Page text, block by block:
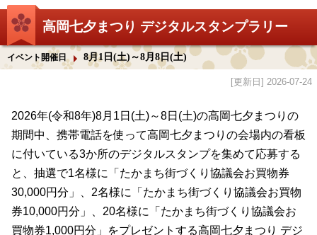
高岡七夕まつり デジタルスタンプラリー
イベント開催日 8月1日(土)～8月8日(土)
[更新日] 2026-07-24
2026年(令和8年)8月1日(土)～8日(土)の高岡七夕まつりの
期間中、携帯電話を使って高岡七夕まつりの会場内の看板
に付いている3か所のデジタルスタンプを集めて応募する
と、抽選で1名様に「たかまち街づくり協議会お買物券
30,000円分」、2名様に「たかまち街づくり協議会お買物
券10,000円分」、20名様に「たかまち街づくり協議会お
買物券1,000円分」をプレゼントする高岡七夕まつり デジ